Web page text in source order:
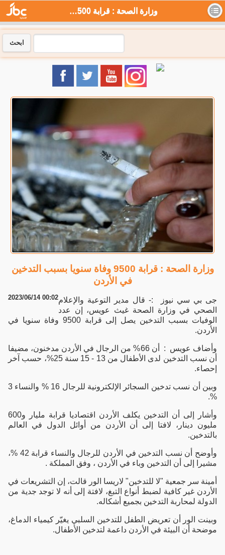
وزارة الصحة : قرابة 9500 وفاة سنويا بسبب التدخين في الأردن - جي بي سي نيوز
ابحث
وزارة الصحة : قرابة 9500 وفاة سنويا بسبب التدخين
في الأردن
2023/06/14 00:02جى بي سي نيوز :- قال مدير التوعية والإعلام
الصحي في وزارة الصحة غيث عويس، إن عدد
الوفيات بسبب التدخين يصل إلى قرابة 9500 وفاة سنويا في
الأردن.
وأضاف عويس : أن 66% من الرجال في الأردن مدخنون، مضيفا
أن نسب التدخين لدى الأطفال من 13 - 15 سنة 25%، حسب آخر
إحصاء.
وبين أن نسب تدخين السجائر الإلكترونية للرجال 16 % والنساء 3
%.
وأشار إلى أن التدخين يكلف الأردن اقتصاديا قرابة مليار و600
مليون دينار، لافتا إلى أن الأردن من أوائل الدول في العالم
بالتدخين.
وأوضح أن نسب التدخين في الأردن للرجال والنساء قرابة 42 %،
مشيرا إلى أن التدخين وباء في الأردن ، وفق المملكة .
أمينة سر جمعية "لا للتدخين" لاريسا الور قالت، إن التشريعات في
الأردن غير كافية لضبط أنواع التبغ، لافتة إلى أنه لا توجد جدية من
الدولة لمحاربة التدخين بجميع أشكاله.
وبينت الور أن تعريض الطفل للتدخين السلبي يغيّر كيمياء الدماغ،
موضحة أن البيئة في الأردن داعمة لتدخين الأطفال.